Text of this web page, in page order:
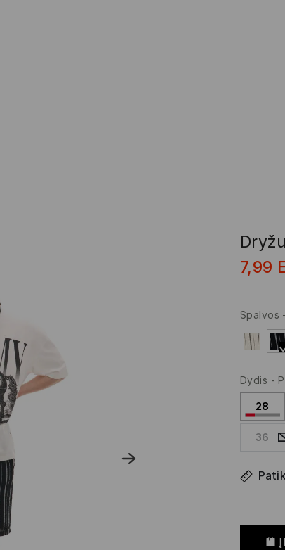
7,99
Spalvos
Dydis -
28
36